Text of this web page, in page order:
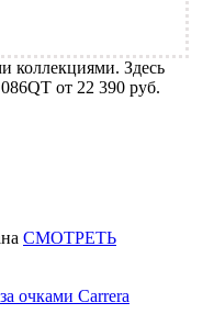
коллекциями. Здесь
от 22 390 руб.
СМОТРЕТЬ
очками Carrera